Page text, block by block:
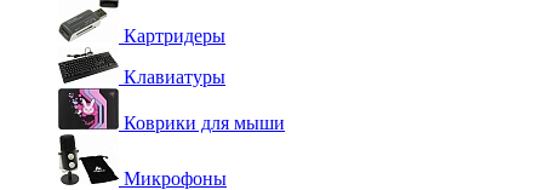
Картридеры
Клавиатуры
Коврики для мыши
Микрофоны